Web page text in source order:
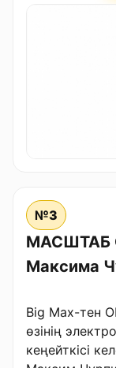
№3
МАСШТАБ
Максима
Big Max-тен
өзінің
кеңейткісі